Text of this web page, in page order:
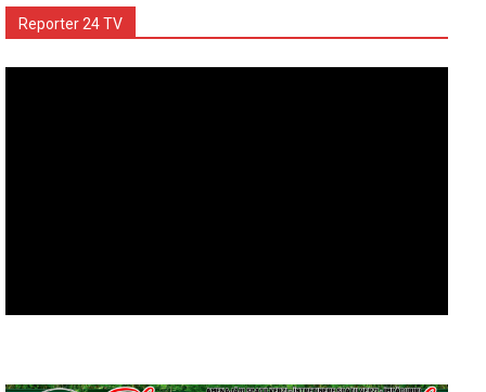
Reporter 24 TV